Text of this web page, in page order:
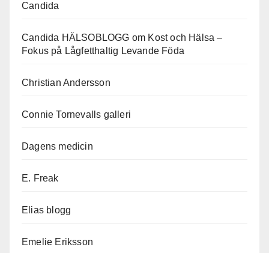
Candida
Candida HÄLSOBLOGG om Kost och Hälsa –
Fokus på Lågfetthaltig Levande Föda
Christian Andersson
Connie Tornevalls galleri
Dagens medicin
E. Freak
Elias blogg
Emelie Eriksson